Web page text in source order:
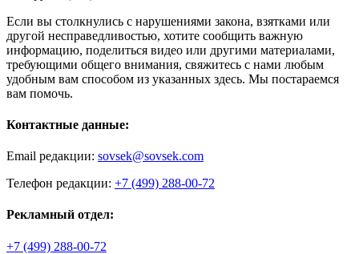
Если вы столкнулись с нарушениями закона, взятками или
другой несправедливостью, хотите сообщить важную
информацию, поделиться видео или другими материалами,
требующими общего внимания, свяжитесь с нами любым
удобным вам способом из указанных здесь. Мы постараемся
вам помочь.
Контактные данные:
Email редакции: sovsek@sovsek.com
Телефон редакции: +7 (499) 288-00-72
Рекламный отдел:
+7 (499) 288-00-72